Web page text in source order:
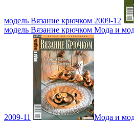
модель Вязание крючком 2009-12
модель Вязание крючком Мода и
2009-11 Мода и